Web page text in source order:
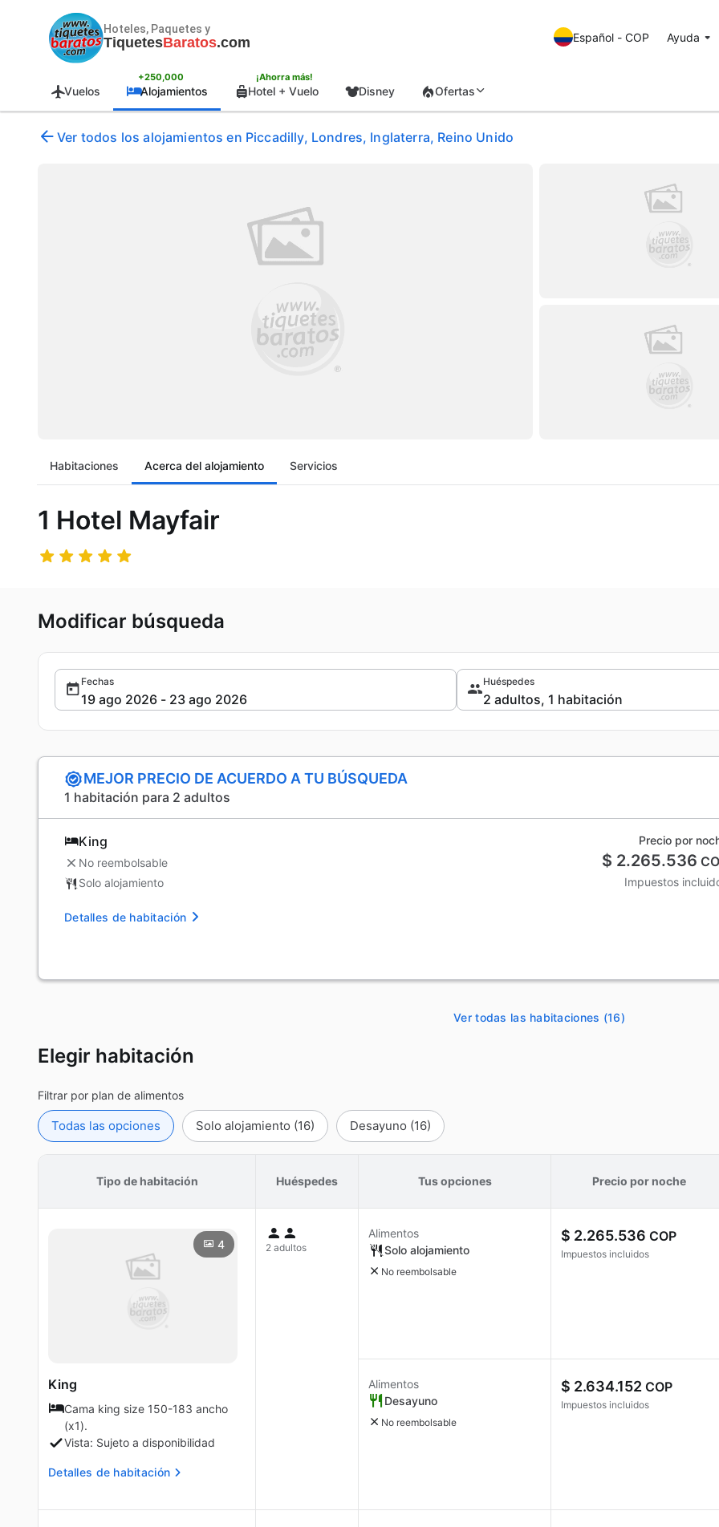
Hoteles, Paquetes y
TiquetesBaratos.com Español - COP Ayuda
Vuelos
+250,000
Alojamientos
¡Ahorra más!
Hotel + Vuelo Disney Ofertas
Ver todos los alojamientos en Piccadilly, Londres, Inglaterra, Reino Unido
Habitaciones Acerca del alojamiento Servicios
1 Hotel Mayfair
Modificar búsqueda
Fechas Huéspedes
MEJOR PRECIO DE ACUERDO A TU BÚSQUEDA
1 habitación para 2 adultos
King
No reembolsable
Solo alojamiento
Detalles de habitación
Precio por
$ 2.265.536
Impuestos
Ver todas las habitaciones (16)
Elegir habitación
Filtrar por plan de alimentos
Todas las opciones Solo alojamiento (16) Desayuno (16)
Tipo de habitación Huéspedes Tus opciones Precio por noche
4
King
Cama king size 150-183 ancho
(x1).
Vista: Sujeto a disponibilidad
Detalles de habitación
2 adultos
Alimentos
Solo alojamiento
No reembolsable
$ 2.265.536 COP
Impuestos incluidos
Alimentos
Desayuno
No reembolsable
$ 2.634.152 COP
Impuestos incluidos